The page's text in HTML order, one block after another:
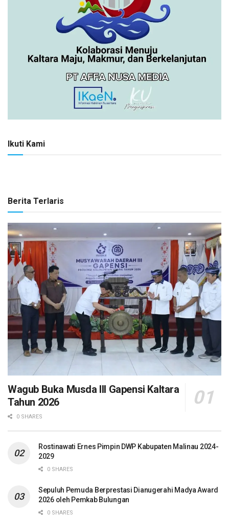
Ikuti Kami
Berita Terlaris
Wagub Buka Musda III Gapensi Kaltara
Tahun 2026
0 SHARES
Rostinawati Ernes Pimpin DWP Kabupaten Malinau 2024-
2029
0 SHARES
Sepuluh Pemuda Berprestasi Dianugerahi Madya Award
2026 oleh Pemkab Bulungan
0 SHARES